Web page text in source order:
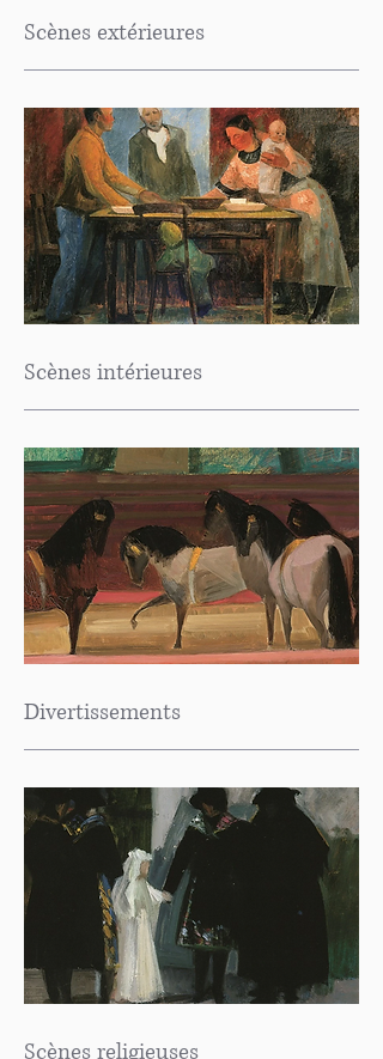
Scènes extérieures
Scènes intérieures
Divertissements
Scènes religieuses